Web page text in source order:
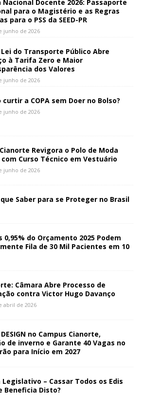
Nacional Docente 2026: Passaporte
para o Magistério e as Regras
para o PSS da SEED-PR
junho de 2026
do Transporte Público Abre
à Tarifa Zero e Maior
dos Valores
junho de 2026
curtir a COPA sem Doer no Bolso?
junho de 2026
Cianorte Revigora o Polo de Moda
com Curso Técnico em Vestuário
junho de 2026
que Saber para se Proteger no Brasil
0,95% do Orçamento 2025 Podem
Fila de 30 Mil Pacientes em 10
Câmara Abre Processo de
contra Victor Hugo Davanço
abril de 2026
no Campus Cianorte,
de inverno e Garante 40 Vagas no
para Início em 2027
– Cassar Todos os Edis
Beneficia Disto?